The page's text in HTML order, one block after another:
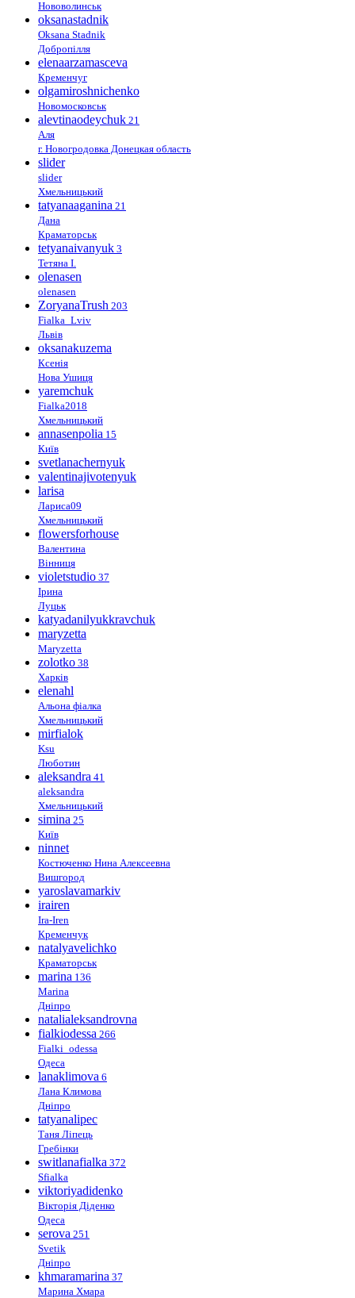
Нововолинськ
oksanastadnik
Oksana Stadnik
Добропілля
elenaarzamasceva
Кременчуг
olgamiroshnichenko
Новомосковськ
alevtinaodeychuk 21
Аля
г. Новогродовка Донецкая область
slider
slider
Хмельницький
tatyanaaganina 21
Дана
Краматорськ
tetyanaivanyuk 3
Тетяна І.
olenasen
olenasen
ZoryanaTrush 203
Fialka_Lviv
Львів
oksanakuzema
Ксенія
Нова Ушиця
yaremchuk
Fialka2018
Хмельницький
annasenpolia 15
Київ
svetlanachernyuk
valentinajivotenyuk
larisa
Лариса09
Хмельницький
flowersforhouse
Валентина
Вінниця
violetstudio 37
Ірина
Луцьк
katyadanilyukkravchuk
maryzetta
Maryzetta
zolotko 38
Харків
elenahl
Альона фіалка
Хмельницький
mirfialok
Ksu
Люботин
aleksandra 41
aleksandra
Хмельницький
simina 25
Київ
ninnet
Костюченко Нина Алексеевна
Вишгород
yaroslavamarkiv
irairen
Ira-Iren
Кременчук
natalyavelichko
Краматорськ
marina 136
Marina
Дніпро
natalialeksandrovna
fialkiodessa 266
Fialki_odessa
Одеса
lanaklimova 6
Лана Климова
Дніпро
tatyanalipec
Таня Ліпець
Гребінки
switlanafialka 372
Sfialka
viktoriyadidenko
Вікторія Діденко
Одеса
serova 251
Svetik
Дніпро
khmaramarina 37
Марина Хмара